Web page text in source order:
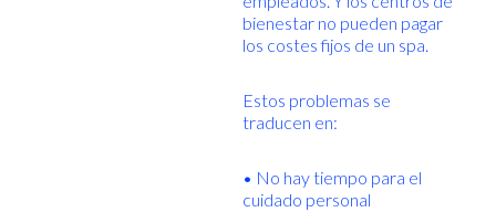
bienestar no pueden pagar
los costes fijos de un spa.
Estos problemas se
traducen en:
• No hay tiempo para el
cuidado personal